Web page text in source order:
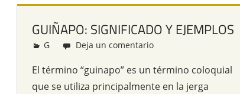
GUIÑAPO: SIGNIFICADO Y EJEMPLOS
Redacción
G Deja un comentario
El término “guinapo” es un término coloquial
que se utiliza principalmente en la jerga